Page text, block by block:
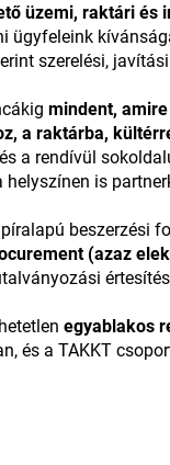
üzemi, raktári
ügyfeleink
szerelési,
mindent,
a raktárba,
a rendívül
is
(azaz
egyablakos
és a TAKKT